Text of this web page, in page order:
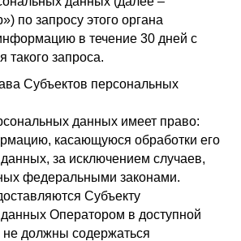
по запросу этого органа
в течение 30 дней с
такого запроса.
Субъектов персональных
данных имеет право:
касающуюся обработки его
за исключением случаев,
федеральными законами.
Субъекту
Оператором в доступной
должны содержаться